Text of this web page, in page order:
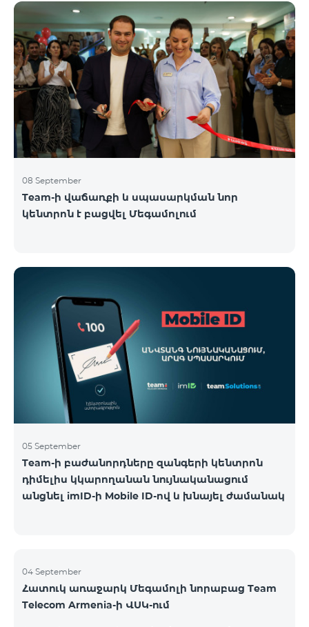
08 September
Team-ի վաճառքի և սպասարկման նոր
կենտրոն է բացվել Մեգամոլում
05 September
Team-ի բաժանորդները զանգերի կենտրոն
դիմելիս կկարողանան նույնականացում
անցնել imID-ի Mobile ID-ով և խնայել ժամանակ
04 September
Հատուկ առաջարկ Մեգամոլի նորաբաց Team
Telecom Armenia-ի ՎՍԿ-ում